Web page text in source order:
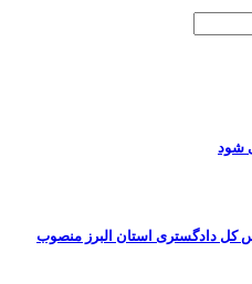
شود
کل دادگستری استان البرز منصوب